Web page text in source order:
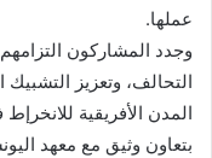
عملها.
وجدد المشاركون
التحالف، وتعزيز
المدن الأفريقية
بتعاون وثيق مع معهد